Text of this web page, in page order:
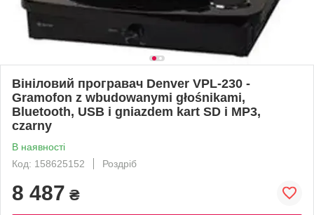
Вініловий програвач Denver VPL-230 -
Gramofon z wbudowanymi głośnikami,
Bluetooth, USB i gniazdem kart SD i MP3,
czarny
В наявності
Код: 158625152
Роздріб
8 487 ₴